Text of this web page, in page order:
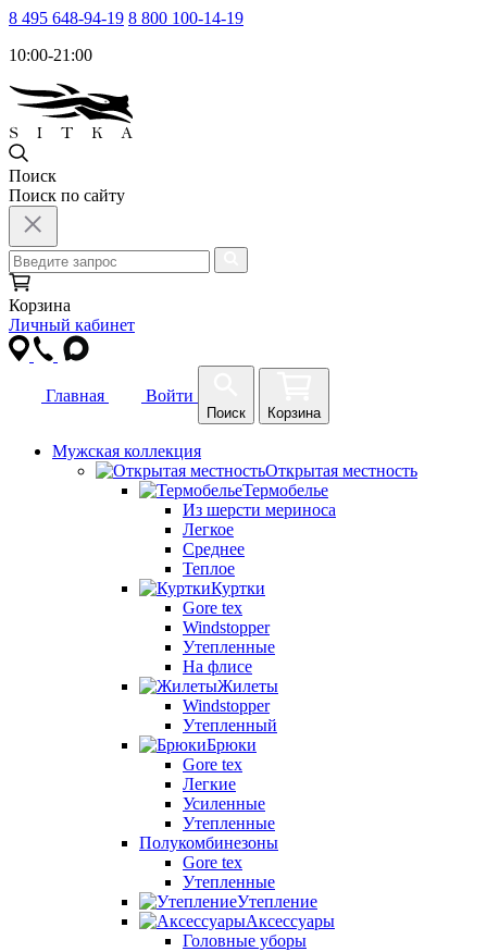
8 495 648-94-19 8 800 100-14-19
10:00-21:00
Поиск
Поиск по сайту
Корзина
Личный кабинет
Главная Войти
Поиск Корзина
Мужская коллекция
Открытая местность
Термобелье
Из шерсти мериноса
Легкое
Среднее
Теплое
Куртки
Gore tex
Windstopper
Утепленные
На флисе
Жилеты
Windstopper
Утепленный
Брюки
Gore tex
Легкие
Усиленные
Утепленные
Полукомбинезоны
Gore tex
Утепленные
Утепление
Аксессуары
Головные уборы